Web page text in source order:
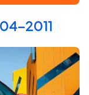
2011